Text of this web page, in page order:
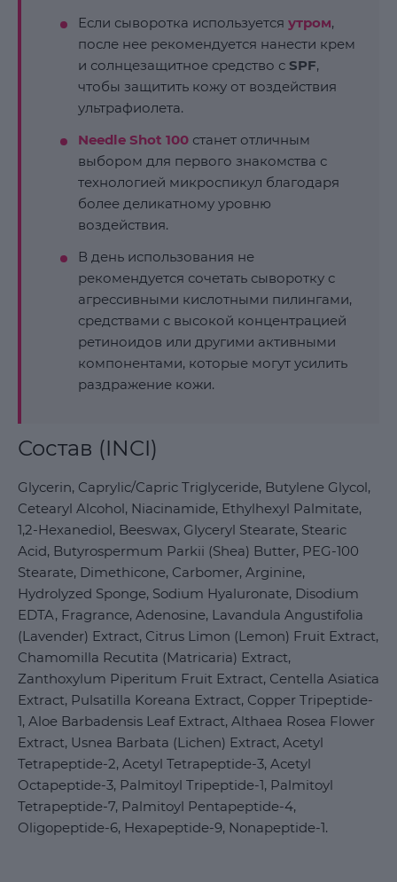
Если сыворотка используется утром,
после нее рекомендуется нанести крем
и солнцезащитное средство с SPF,
чтобы защитить кожу от воздействия
ультрафиолета.
Needle Shot 100 станет отличным
выбором для первого знакомства с
технологией микроспикул благодаря
более деликатному уровню
воздействия.
В день использования не
рекомендуется сочетать сыворотку с
агрессивными кислотными пилингами,
средствами с высокой концентрацией
ретиноидов или другими активными
компонентами, которые могут усилить
раздражение кожи.
Состав (INCI)
Glycerin, Caprylic/Capric Triglyceride, Butylene Glycol,
Cetearyl Alcohol, Niacinamide, Ethylhexyl Palmitate,
1,2-Hexanediol, Beeswax, Glyceryl Stearate, Stearic
Acid, Butyrospermum Parkii (Shea) Butter, PEG-100
Stearate, Dimethicone, Carbomer, Arginine,
Hydrolyzed Sponge, Sodium Hyaluronate, Disodium
EDTA, Fragrance, Adenosine, Lavandula Angustifolia
(Lavender) Extract, Citrus Limon (Lemon) Fruit Extract,
Chamomilla Recutita (Matricaria) Extract,
Zanthoxylum Piperitum Fruit Extract, Centella Asiatica
Extract, Pulsatilla Koreana Extract, Copper Tripeptide-
1, Aloe Barbadensis Leaf Extract, Althaea Rosea Flower
Extract, Usnea Barbata (Lichen) Extract, Acetyl
Tetrapeptide-2, Acetyl Tetrapeptide-3, Acetyl
Octapeptide-3, Palmitoyl Tripeptide-1, Palmitoyl
Tetrapeptide-7, Palmitoyl Pentapeptide-4,
Oligopeptide-6, Hexapeptide-9, Nonapeptide-1.